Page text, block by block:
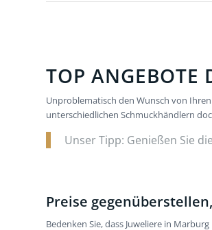
TOP ANGEBOTE
Unproblematisch den Wunsch von
unterschiedlichen Schmuckhändlern
Unser Tipp: Genießen Sie
Preise
Bedenken Sie, dass Juweliere in